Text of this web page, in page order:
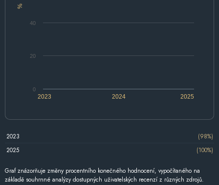
%
2023 2024 2025
0
20
40
2023
(98%)
2025
(100%)
Graf znázorňuje změny procentního konečného hodnocení, vypočítaného na
základě souhrnné analýzy dostupných uživatelských recenzí z různých zdrojů.